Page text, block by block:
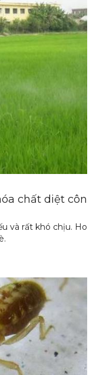
chất diệt côn
và rất khó chịu. Ho